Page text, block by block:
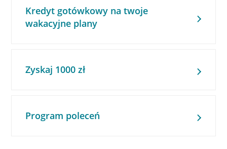
Kredyt gotówkowy na twoje
wakacyjne plany
Zyskaj 1000 zł
Program poleceń